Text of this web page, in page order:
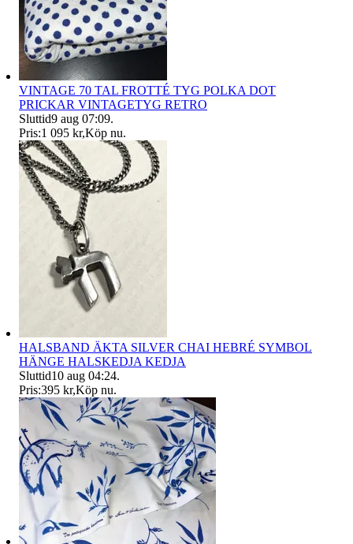
VINTAGE 70 TAL FROTTÉ TYG POLKA DOT
PRICKAR VINTAGETYG RETRO
Sluttid9 aug 07:09.
Pris:1 095 kr,Köp nu.
HALSBAND ÄKTA SILVER CHAI HEBRÉ SYMBOL
HÄNGE HALSKEDJA KEDJA
Sluttid10 aug 04:24.
Pris:395 kr,Köp nu.